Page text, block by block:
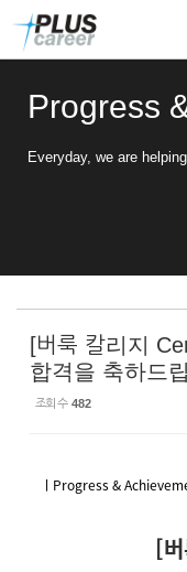
Progress
Everyday, we are
[버룩 칼리지
합격을 축하드
조회 수 482
ㅣProgress &
[